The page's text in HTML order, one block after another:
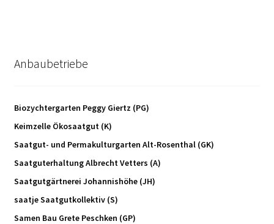
Anbaubetriebe
Biozychtergarten Peggy Giertz (PG)
Keimzelle Ökosaatgut (K)
Saatgut- und Permakulturgarten Alt-Rosenthal (GK)
Saatguterhaltung Albrecht Vetters (A)
Saatgutgärtnerei Johannishöhe (JH)
saatje Saatgutkollektiv (S)
Samen Bau Grete Peschken (GP)